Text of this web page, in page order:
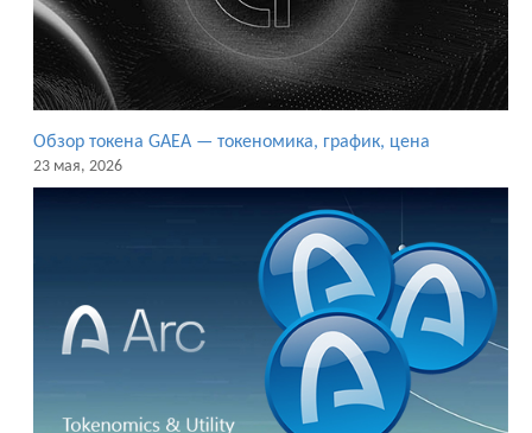
Обзор токена GAEA — токеномика, график, цена
23 мая, 2026